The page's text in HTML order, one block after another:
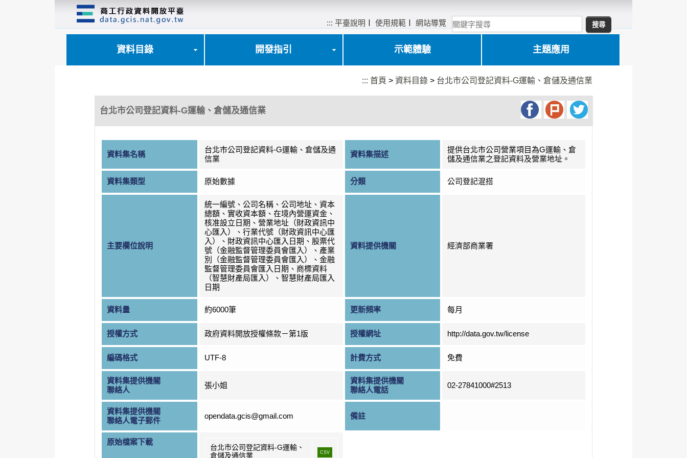
::: 平臺說明 〡使用規範 〡網站導覽
資料目錄 開發指引 示範體驗 主題應用
::: 首頁 >資料目錄 > 台北市公司登記資料-G運輸、倉儲及通信業
台北市公司登記資料-G運輸、倉儲及通信業
資料集名稱
台北市公司登記資料-G運輸、倉儲及通
信業
資料集描述
提供台北市公司營業項目為G運輸、倉
儲及通信業之登記資料及營業地址。
資料集類型 原始數據 分類 公司登記混搭
主要欄位說明
統一編號、公司名稱、公司地址、資本
總額、實收資本額、在境內營運資金、
核准設立日期、營業地址（財政資訊中
心匯入）、行業代號（財政資訊中心匯
入）、財政資訊中心匯入日期、股票代
號（金融監督管理委員會匯入）、產業
別（金融監督管理委員會匯入）、金融
監督管理委員會匯入日期、商標資料
（智慧財產局匯入）、智慧財產局匯入
日期
資料提供機關 經濟部商業署
資料量 約6000筆 更新頻率 每月
授權方式 政府資料開放授權條款－第1版 授權網址 http://data.gov.tw/license
編碼格式 UTF-8 計費方式 免費
資料集提供機關
聯絡人
張小姐
資料集提供機關
聯絡人電話
02-27841000#2513
資料集提供機關
聯絡人電子郵件
opendata.gcis@gmail.com 備註
原始檔案下載
台北市公司登記資料-G運輸、
倉儲及通信業
CSV